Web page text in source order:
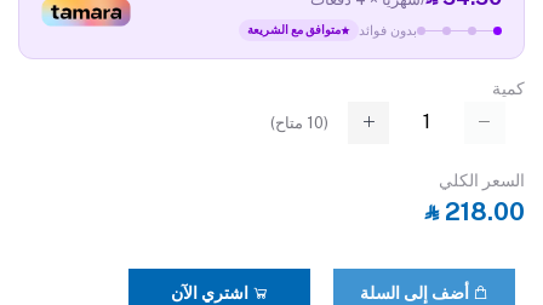
بدون فوائد متوافق مع الشريعة
كمية
(
10 متاح)
السعر الكلي
‎⃁ 218.00
أضف إلى السلة اشتري الآن